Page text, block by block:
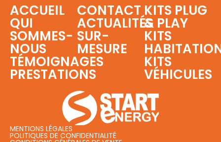
MENTIONS LÉGALES
POLITIQUES DE CONFIDENTIALITÉ
ACCUEIL
QUI
SOMMES-
NOUS
TÉMOIGNAGES
PRESTATIONS
CONTACT
ACTUALITÉS
SUR-
MESURE
KITS PLUG
& PLAY
KITS
KITS
VÉHICULES